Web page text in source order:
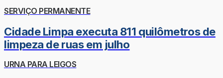
SERVIÇO PERMANENTE
Cidade Limpa executa 811 quilômetros de
limpeza de ruas em julho
URNA PARA LEIGOS